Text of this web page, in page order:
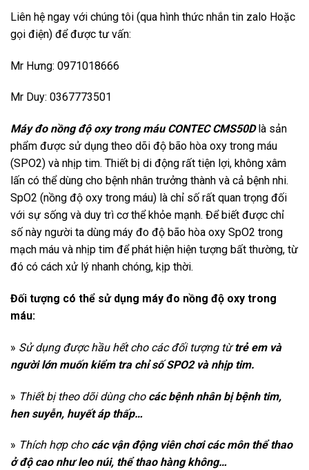
Liên hệ ngay với chúng tôi (qua hình thức nhắn tin zalo Hoặc
gọi điện) để được tư vấn:
Mr Hưng: 0971018666
Mr Duy: 0367773501
Máy đo nồng độ oxy trong máu CONTEC CMS50Dlà sản
phẩm được sử dụng theo dõi độ bão hòa oxy trong máu
(SPO2) và nhịp tim. Thiết bị di động rất tiện lợi, không xâm
lấn có thể dùng cho bệnh nhân trưởng thành và cả bệnh nhi.
SpO2 (nồng độ oxy trong máu) là chỉ số rất quan trọng đối
với sự sống và duy trì cơ thể khỏe mạnh. Để biết được chỉ
số này người ta dùng máy đo độ bão hòa oxy SpO2 trong
mạch máu và nhịp tim để phát hiện hiện tượng bất thường, từ
đó có cách xử lý nhanh chóng, kịp thời.
Đối tượng có thể sử dụng máy đo nồng độ oxy trong
máu:
» Sử dụng được hầu hết cho các đối tượngtừtrẻ em và
người lớn muốn kiểm tra chỉ số SPO2 và nhịp tim.
» Thiết bị theo dõi dùng chocác bệnh nhân bị bệnh tim,
hen suyễn, huyết áp thấp…
» Thích hợp chocác vận động viên chơi các môn thể thao
ở độ cao như leo núi, thể thao hàng không…